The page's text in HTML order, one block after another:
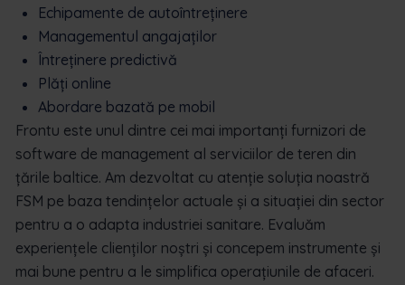
Echipamente de autoîntreținere
Managementul angajaților
Întreținere predictivă
Plăți online
Abordare bazată pe mobil
Frontu este unul dintre cei mai importanți furnizori de
software de management al serviciilor de teren din
țările baltice. Am dezvoltat cu atenție soluția noastră
FSM pe baza tendințelor actuale și a situației din sector
pentru a o adapta industriei sanitare. Evaluăm
experiențele clienților noștri și concepem instrumente și
mai bune pentru a le simplifica operațiunile de afaceri.